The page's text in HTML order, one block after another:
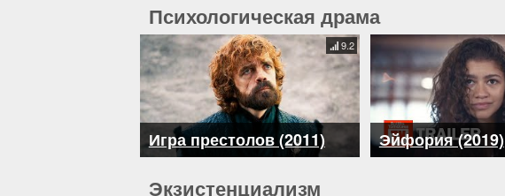
Психологическая драма
Игра престолов (2011)
9.2
Эйфория (2019)
Экзистенциализм